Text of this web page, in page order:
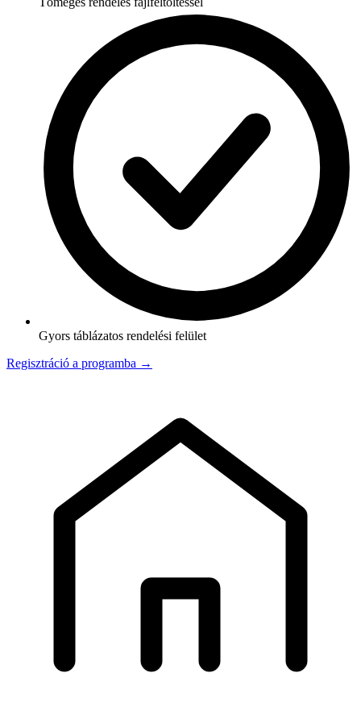
Gyors táblázatos rendelési felület
Regisztráció a programba →